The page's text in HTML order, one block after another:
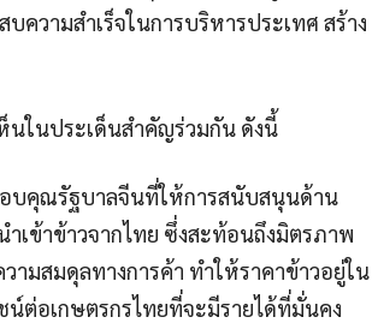
วามสำเร็จในการบริหารประเทศ สร้าง
นในประเด็นสำคัญร่วมกัน ดังนี้
อบคุณรัฐบาลจีนที่ให้การสนับสนุนด้าน
เข้าข้าวจากไทย ซึ่งสะท้อนถึงมิตรภาพ
ามสมดุลทางการค้า ทำให้ราคาข้าวอยู่ใน
ต่อเกษตรกรไทยที่จะมีรายได้ที่มั่นคง